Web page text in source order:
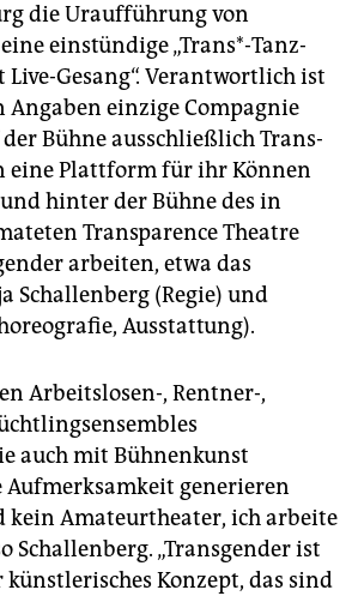
die Uraufführung von
eine einstündige „Trans*-Tanz-
Gesang“. Verantwortlich ist
Angaben einzige Compagnie
Bühne ausschließlich Trans-
eine Plattform für ihr Können
hinter der Bühne des in
Transparence Theatre
arbeiten, etwa das
Schallenberg (Regie) und
Ausstattung).
Arbeitslosen-, Rentner-,
auch mit Bühnenkunst
Aufmerksamkeit generieren
kein Amateurtheater, ich arbeite
Schallenberg. „Transgender ist
Konzept, das sind